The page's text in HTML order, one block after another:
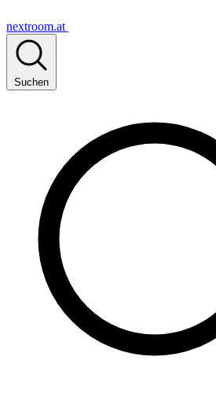
nextroom.at
Suchen